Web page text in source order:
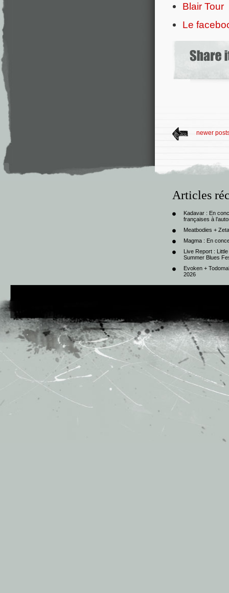
Blair Tour
Le
newer
Articles
Kadavar : En
françaises à
Meatbodies +
Magma : En
Live Report :
Summer Blues
Evoken +
2026